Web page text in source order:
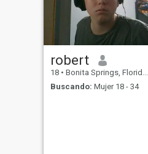
robert
18 • Bonita Springs, Florida, Estados Unidos
Buscando: Mujer 18 - 34